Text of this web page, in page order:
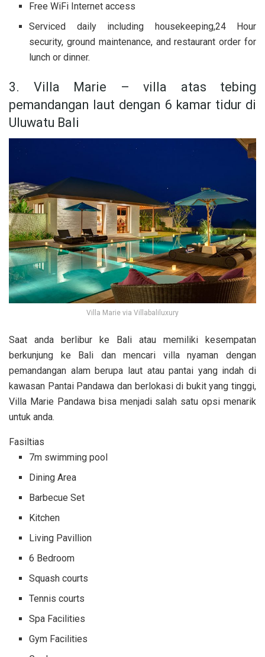
Free WiFi Internet access
Serviced daily including housekeeping,24 Hour
security, ground maintenance, and restaurant order for
lunch or dinner.
3. Villa Marie – villa atas tebing
pemandangan laut dengan 6 kamar tidur di
Uluwatu Bali
Villa Marie via Villabaliluxury
Saat anda berlibur ke Bali atau memiliki kesempatan
berkunjung ke Bali dan mencari villa nyaman dengan
pemandangan alam berupa laut atau pantai yang indah di
kawasan Pantai Pandawa dan berlokasi di bukit yang tinggi,
Villa Marie Pandawa bisa menjadi salah satu opsi menarik
untuk anda.
Fasiltias
7m swimming pool
Dining Area
Barbecue Set
Kitchen
Living Pavillion
6 Bedroom
Squash courts
Tennis courts
Spa Facilities
Gym Facilities